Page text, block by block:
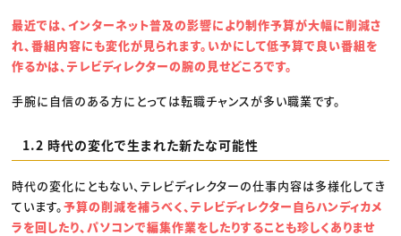
最近では、インターネット普及の影響により制作予算が大幅に削減さ
れ、番組内容にも変化が見られます。いかにして低予算で良い番組を
作るかは、テレビディレクターの腕の見せどころです。
手腕に自信のある方にとっては転職チャンスが多い職業です。
1.2 時代の変化で生まれた新たな可能性
時代の変化にともない、テレビディレクターの仕事内容は多様化してき
ています。予算の削減を補うべく、テレビディレクター自らハンディカメ
ラを回したり、パソコンで編集作業をしたりすることも珍しくありませ